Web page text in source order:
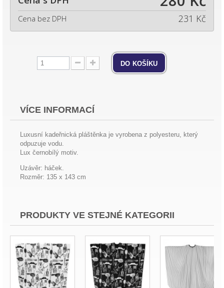
Cena bez DPH 231 Kč
do košíku
VÍCE INFORMACÍ
Luxusní kadeřnická pláštěnka je vyrobena z polyesteru, který
odpuzuje vodu.
Lux černobílý motiv.
Uzávěr: háček.
Rozměr: 135 x 143 cm
PRODUKTY VE STEJNÉ KATEGORII